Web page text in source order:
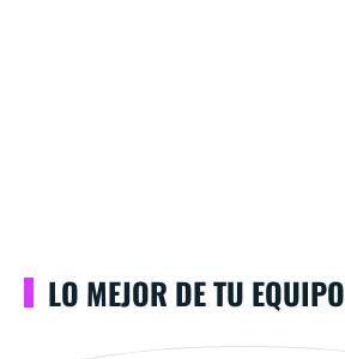
LO MEJOR DE TU EQUIPO